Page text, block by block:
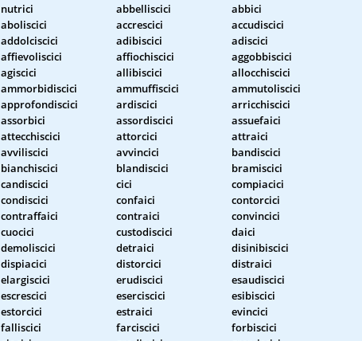
nutrici abbelliscici
abbici
aboliscici accrescici
accudiscici
addolciscici adibiscici
adiscici
affievoliscici affiochiscici
aggobbiscici
agiscici allibiscici
allocchiscici
ammorbidiscici ammuffiscici
ammutoliscici
approfondiscici ardiscici
arricchiscici
assorbici assordiscici
assuefaici
attecchiscici attorcici
attraici
avviliscici avvincici
bandiscici
bianchiscici blandiscici
bramiscici
candiscici cici
compiacici
condiscici confaici
contorcici
contraffaici contraici
convincici
cuocici custodiscici
daici
demoliscici detraici
disinibiscici
dispiacici distorcici
distraici
elargiscici erudiscici
esaudiscici
escrescici eserciscici
esibiscici
estorcici estraici
evincici
falliscici farciscici
forbiscici